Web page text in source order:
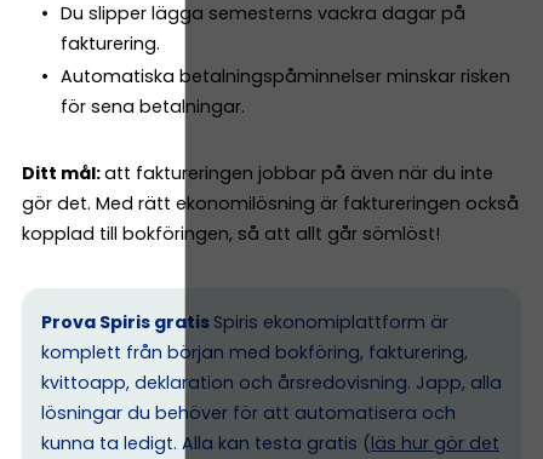
Du slipper lägga semesterns vackra dagar på
fakturering.
Automatiska betalningspåminnelser minskar risken
för sena betalningar.
Ditt mål:att faktureringen jobbar på även när du inte
gör det. Med rätt ekonomilösning är faktureringen också
kopplad till bokföringen, så att allt går sömlöst!
Prova Spiris gratis Spiris ekonomiplattform är
komplett från början med bokföring, fakturering,
kvittoapp, deklaration och årsredovisning. Japp, alla
lösningar du behöver för att automatisera och
kunna ta ledigt. Alla kan testa gratis (läs hur gör det